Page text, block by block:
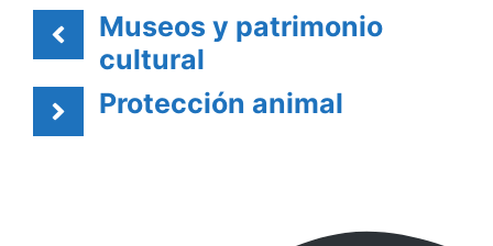
Museos y patrimonio
cultural
Protección animal